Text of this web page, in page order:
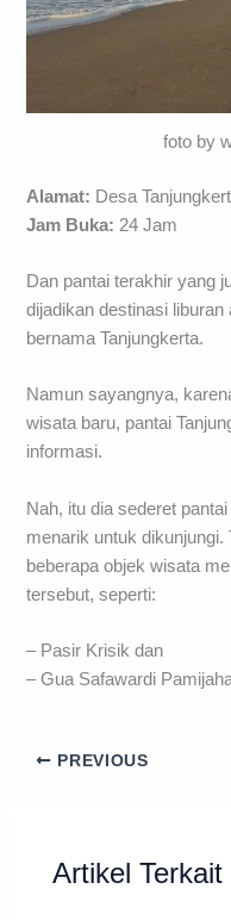
foto by
Alamat: Desa
Jam Buka: 24 Jam
Dan pantai terakhir yang
dijadikan destinasi
bernama Tanjungkerta.
Namun sayangnya,
wisata baru, pantai
informasi.
Nah, itu dia sederet
menarik untuk dikunjungi.
beberapa objek wisata
tersebut, seperti:
– Pasir Krisik dan
– Gua Safawardi
PREVIOUS
Artikel Terkait